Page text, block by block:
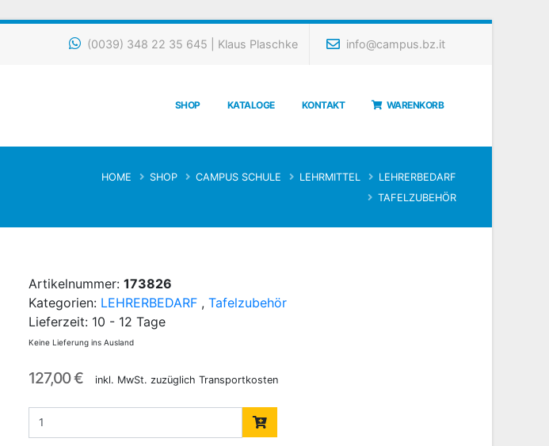
(0039) 348 22 35 645 | Klaus Plaschke info@campus.bz.it
SHOP KATALOGE KONTAKT WARENKORB
HOME SHOP CAMPUS SCHULE LEHRMITTEL
LEHRERBEDARF
TAFELZUBEHÖR
Artikelnummer: 173826
Kategorien: LEHRERBEDARF , Tafelzubehör
Lieferzeit: 10 - 12 Tage
Keine Lieferung ins Ausland
127,00 € inkl. MwSt. zuzüglich Transportkosten